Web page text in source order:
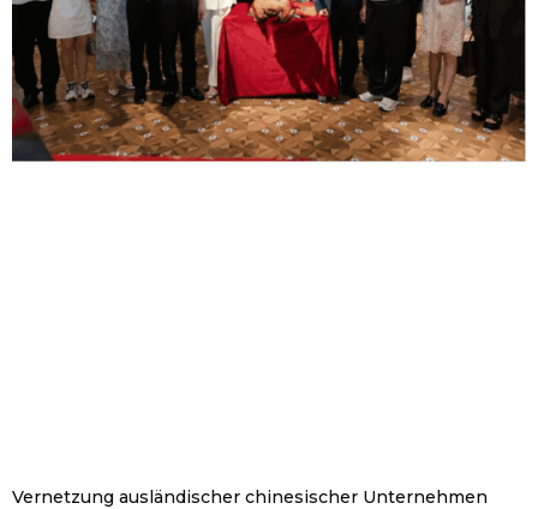
Vernetzung ausländischer chinesischer Unternehmen